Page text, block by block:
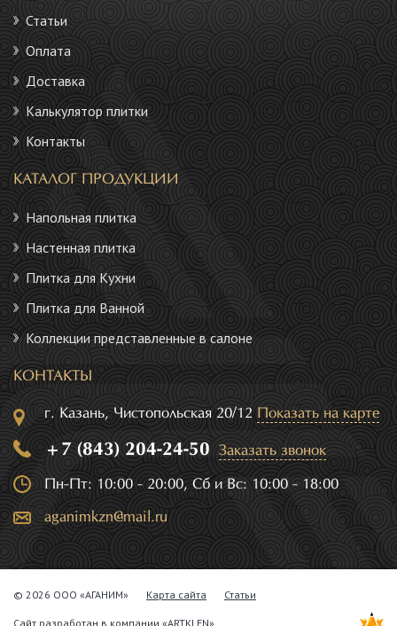
Статьи
Оплата
Доставка
Калькулятор плитки
Контакты
КАТАЛОГ ПРОДУКЦИИ
Напольная плитка
Настенная плитка
Плитка для Кухни
Плитка для Ванной
Коллекции представленные в салоне
КОНТАКТЫ
г. Казань, Чистопольская 20/12 Показать на карте
+7 (843) 204-24-50 Заказать звонок
Пн-Пт: 10:00 - 20:00, Сб и Вс: 10:00 - 18:00
aganimkzn@mail.ru
© 2026 ООО «АГАНИМ» Карта сайта Статьи
Сайт разработан в компании «ARTKLEN»